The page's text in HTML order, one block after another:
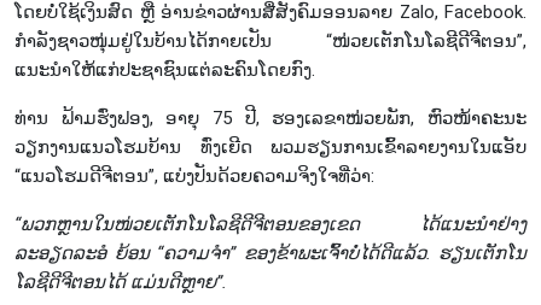
ໂດຍບໍ່ໃຊ້ເງິນສົດ ຫຼື ອ່ານຂ່າວຜ່ານສື່ສັງຄົມອອນລາຍ Zalo, Facebook.
ກຳລັງຊາວໜຸ່ມຢູ່ໃນບ້ານໄດ້ກາຍເປັນ “ໜ່ວຍເຕັກໂນໂລຊີດີຈີຕອນ”,
ແນະນຳໃຫ້ແກ່ປະຊາຊົນແຕ່ລະຄົນໂດຍກົງ.
ທ່ານ ຟ້າມຮົ່ງຟອງ, ອາຍຸ 75 ປີ, ຮອງເລຂາໜ່ວຍພັກ, ຫົວໜ້າຄະນະ
ວຽກງານແນວໂຮມບ້ານ ທົ່ງເຍີດ ພວມຮຽນການເຂົ້າລາຍງານໃນແອັບ
“ແນວໂຮມດີຈີຕອນ”, ແບ່ງປັນດ້ວຍຄວາມຈິງໃຈທີ່ວ່າ:
“ພວກຫຼານໃນໜ່ວຍເຕັກໂນໂລຊີດີຈີຕອນຂອງເຂດ ໄດ້ແນະນຳຢ່າງ
ລະອຽດລະອໍ ຍ້ອນ “ຄວາມຈຳ” ຂອງຂ້າພະເຈົ້າບໍ່ໄດ້ດີແລ້ວ. ຮຽນເຕັກໂນ
ໂລຊີດີຈີຕອນໄດ້ ແມ່ນດີຫຼາຍ”.